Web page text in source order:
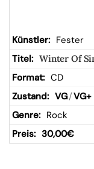
Fester
Winter Of
CD
VG/VG+
Rock
30,00€